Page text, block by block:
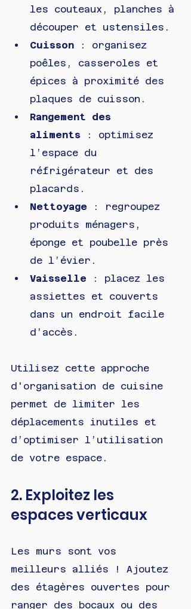
les couteaux, planches à
découper et ustensiles.
Cuisson : organisez
poêles, casseroles et
épices à proximité des
plaques de cuisson.
Rangement des
aliments : optimisez
l’espace du
réfrigérateur et des
placards.
Nettoyage : regroupez
produits ménagers,
éponge et poubelle près
de l’évier.
Vaisselle : placez les
assiettes et couverts
dans un endroit facile
d’accès.
Utilisez cette approche
d'organisation de cuisine
permet de limiter les
déplacements inutiles et
d’optimiser l’utilisation
de votre espace.
2. Exploitez les
espaces verticaux
Les murs sont vos
meilleurs alliés ! Ajoutez
des étagères ouvertes pour
ranger des bocaux ou des